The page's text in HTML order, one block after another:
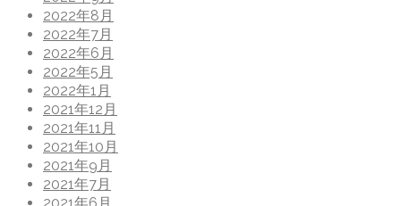
2022年8月
2022年7月
2022年6月
2022年5月
2022年1月
2021年12月
2021年11月
2021年10月
2021年9月
2021年7月